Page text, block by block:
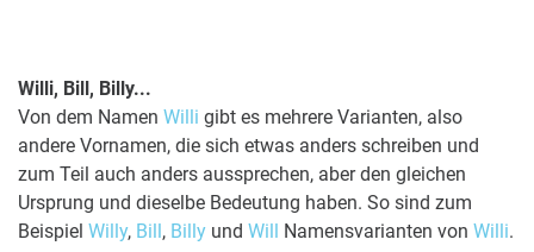
Willi, Bill, Billy...
Von dem Namen Willi gibt es mehrere Varianten, also
andere Vornamen, die sich etwas anders schreiben und
zum Teil auch anders aussprechen, aber den gleichen
Ursprung und dieselbe Bedeutung haben. So sind zum
Beispiel Willy, Bill, Billy und Will Namensvarianten von Willi.